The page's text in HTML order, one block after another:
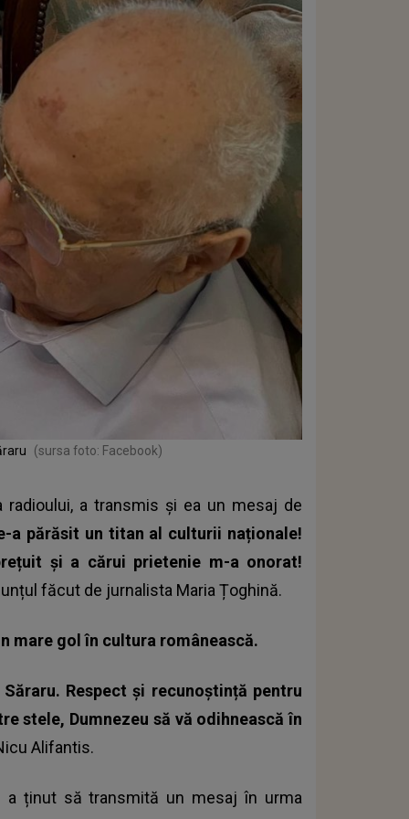
(sursa foto: Facebook)
a transmis și ea un mesaj de
a părăsit un titan al culturii naționale!
și a cărui prietenie m-a onorat!
făcut de jurnalista Maria Țoghină.
mare gol în cultura românească.
Respect și recunoștință pentru
stele, Dumnezeu să vă odihnească în
Alifantis.
a ținut să transmită un mesaj în urma